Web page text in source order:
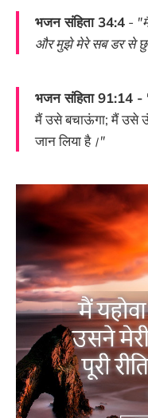
भजन संहिता 34:4 -
और मुझे मेरे सब डर से
भजन संहिता 91:14 -
मैं उसे बचाऊंगा; मैं उसे
जान लिया है।"